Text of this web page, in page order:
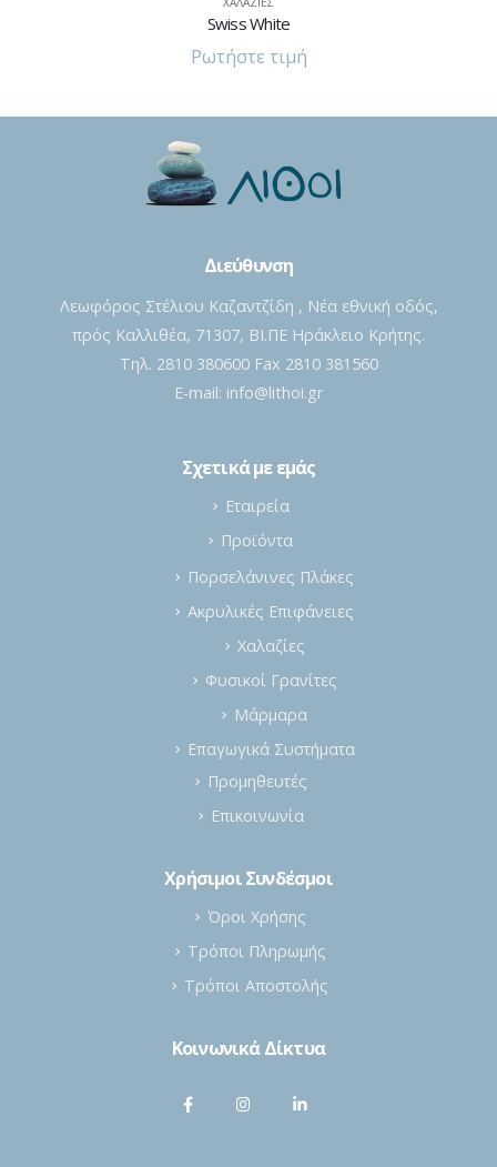
ΧΑΛΑΖΊΕΣ
Ρωτήστε τιμή
Διεύθυνση
Λεωφόρος Στέλιου Καζαντζίδη , Νέα εθνική οδός,
πρός Καλλιθέα, 71307, ΒΙ.ΠΕ Ηράκλειο Κρήτης.
Τηλ. 2810 380600 Fax 2810 381560
Σχετικά με εμάς
Εταιρεία
Προϊόντα
Πορσελάνινες Πλάκες
Ακρυλικές Επιφάνειες
Χαλαζίες
Φυσικοί Γρανίτες
Μάρμαρα
Επαγωγικά Συστήματα
Προμηθευτές
Χρήσιμοι Συνδέσμοι
Όροι Χρήσης
Τρόποι Πληρωμής